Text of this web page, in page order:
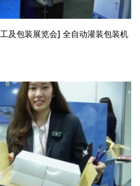
及包装展览会] 全自动灌装包装机